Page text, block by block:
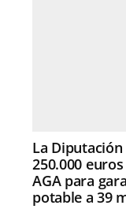
La
250.000
AGA para
potable a 39